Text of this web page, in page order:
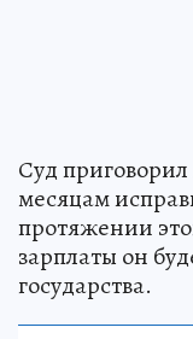
Суд
месяцам
протяжении
зарплаты он
государства.